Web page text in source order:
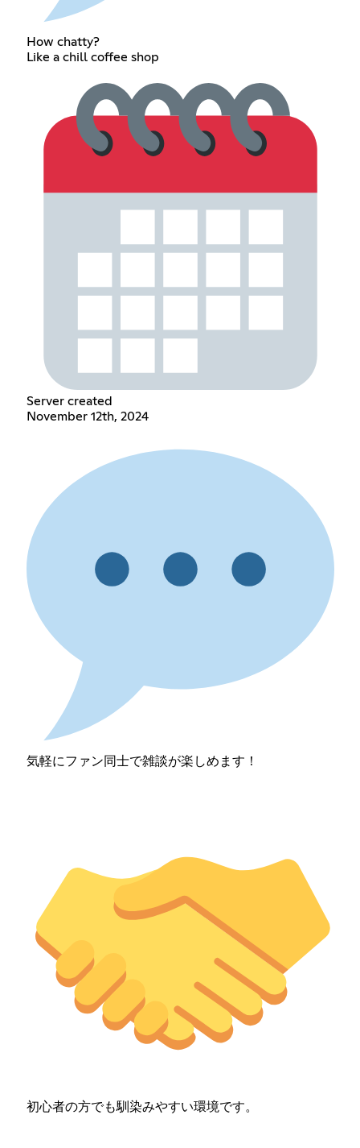
How chatty?
Like a chill coffee shop
Server created
November 12th, 2024
気軽にファン同士で雑談が楽しめます！
初心者の方でも馴染みやすい環境です。